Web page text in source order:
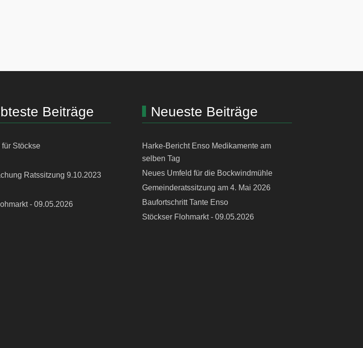
Beiträge
für Stöckse
Ratssitzung 9.10.2023
- 09.05.2026
Neueste Beiträge
Harke-Bericht Enso Medikamente am
selben Tag
Neues Umfeld für die Bockwindmühle
Gemeinderatssitzung am 4. Mai 2026
Baufortschritt Tante Enso
Stöckser Flohmarkt - 09.05.2026